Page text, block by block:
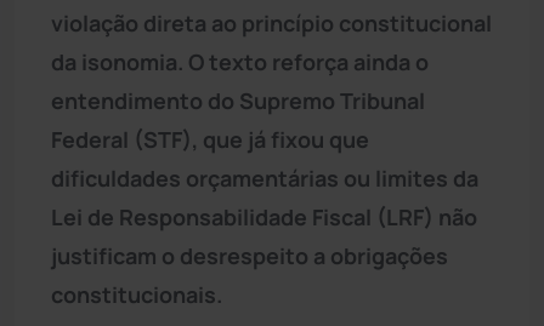
violação direta ao princípio constitucional
da isonomia. O texto reforça ainda o
entendimento do Supremo Tribunal
Federal (STF), que já fixou que
dificuldades orçamentárias ou limites da
Lei de Responsabilidade Fiscal (LRF) não
justificam o desrespeito a obrigações
constitucionais.